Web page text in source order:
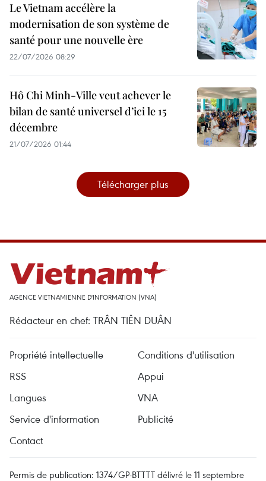
Le Vietnam accélère la
modernisation de son système de
santé pour une nouvelle ère
22/07/2026 08:29
Hô Chi Minh-Ville veut achever le
bilan de santé universel d’ici le 15
décembre
21/07/2026 01:44
Télécharger plus
AGENCE VIETNAMIENNE D'INFORMATION (VNA)
Rédacteur en chef: TRÂN TIÊN DUÂN
Propriété intellectuelle
Conditions d'utilisation
RSS
Appui
Langues
VNA
Service d'information
Publicité
Contact
Permis de publication: 1374/GP-BTTTT délivré le 11 septembre